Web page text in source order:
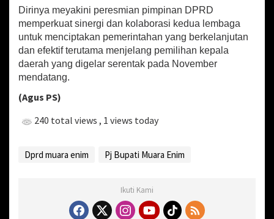
d
a
n
L
e
a
f
i
n
Dirinya meyakini peresmian pimpinan DPRD
memperkuat sinergi dan kolaborasi kedua lembaga
untuk menciptakan pemerintahan yang berkelanjutan
dan efektif terutama menjelang pemilihan kepala
daerah yang digelar serentak pada November
mendatang.
(Agus PS)
240 total views , 1 views today
Dprd muara enim Pj Bupati Muara Enim
Ikuti Kami